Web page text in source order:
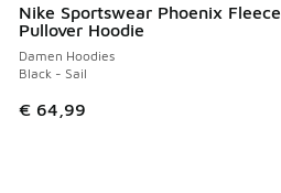
Nike Sportswear Phoenix Fleece
Pullover Hoodie
Damen Hoodies
Black - Sail
€ 64,99